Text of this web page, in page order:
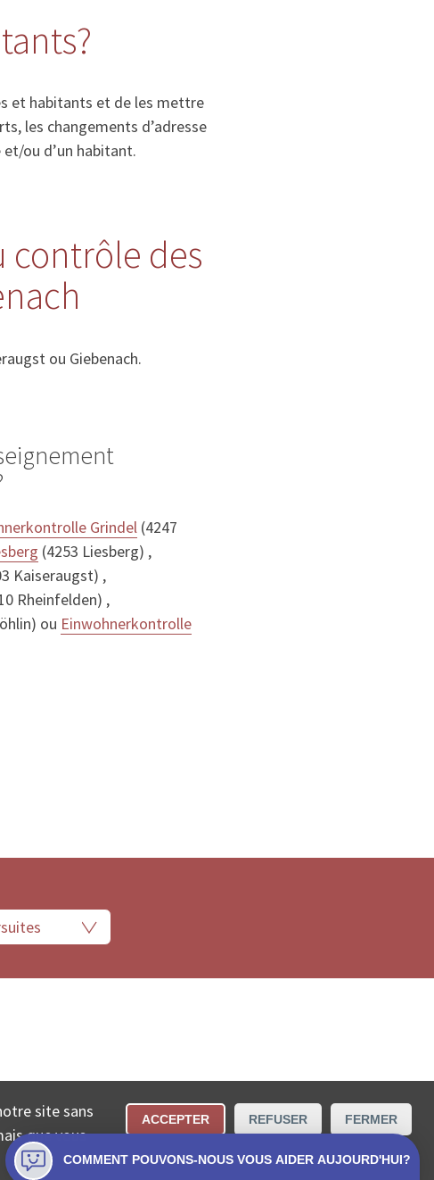
et habitants et de les mettre
les changements d’adresse
ou d’un habitant.
contrôle des
ou Giebenach.
Grindel (4247
(4253 Liesberg) ,
Kaiseraugst) ,
Rheinfelden) ,
ou Einwohnerkontrolle
site sans
que vous
ACCEPTER REFUSER FERMER
COMMENT POUVONS-NOUS VOUS AIDER AUJOURD'HUI?
SA.